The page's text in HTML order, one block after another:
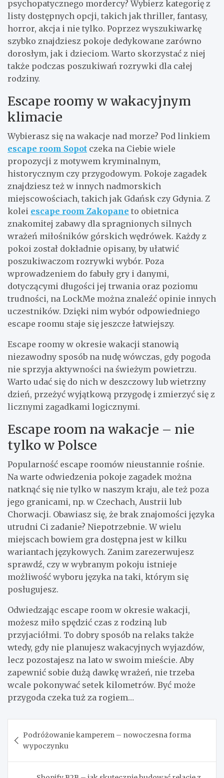
psychopatycznego mordercy? Wybierz kategorię z
listy dostępnych opcji, takich jak thriller, fantasy,
horror, akcja i nie tylko. Poprzez wyszukiwarkę
szybko znajdziesz pokoje dedykowane zarówno
dorosłym, jak i dzieciom. Warto skorzystać z niej
także podczas poszukiwań rozrywki dla całej
rodziny.
Escape roomy w wakacyjnym
klimacie
Wybierasz się na wakacje nad morze? Pod linkiem
escape room Sopot czeka na Ciebie wiele
propozycji z motywem kryminalnym,
historycznym czy przygodowym. Pokoje zagadek
znajdziesz też w innych nadmorskich
miejscowościach, takich jak Gdańsk czy Gdynia. Z
kolei escape room Zakopane to obietnica
znakomitej zabawy dla spragnionych silnych
wrażeń miłośników górskich wędrówek. Każdy z
pokoi został dokładnie opisany, by ułatwić
poszukiwaczom rozrywki wybór. Poza
wprowadzeniem do fabuły gry i danymi,
dotyczącymi długości jej trwania oraz poziomu
trudności, na LockMe można znaleźć opinie innych
uczestników. Dzięki nim wybór odpowiedniego
escape roomu staje się jeszcze łatwiejszy.
Escape roomy w okresie wakacji stanowią
niezawodny sposób na nudę wówczas, gdy pogoda
nie sprzyja aktywności na świeżym powietrzu.
Warto udać się do nich w deszczowy lub wietrzny
dzień, przeżyć wyjątkową przygodę i zmierzyć się z
licznymi zagadkami logicznymi.
Escape room na wakacje – nie
tylko w Polsce
Popularność escape roomów nieustannie rośnie.
Na warte odwiedzenia pokoje zagadek można
natknąć się nie tylko w naszym kraju, ale też poza
jego granicami, np. w Czechach, Austrii lub
Chorwacji. Obawiasz się, że brak znajomości języka
utrudni Ci zadanie? Niepotrzebnie. W wielu
miejscach bowiem gra dostępna jest w kilku
wariantach językowych. Zanim zarezerwujesz
sprawdź, czy w wybranym pokoju istnieje
możliwość wyboru języka na taki, którym się
posługujesz.
Odwiedzając escape room w okresie wakacji,
możesz miło spędzić czas z rodziną lub
przyjaciółmi. To dobry sposób na relaks także
wtedy, gdy nie planujesz wakacyjnych wyjazdów,
lecz pozostajesz na lato w swoim mieście. Aby
zapewnić sobie dużą dawkę wrażeń, nie trzeba
wcale pokonywać setek kilometrów. Być może
przygoda czeka tuż za rogiem…
wpisu
Podróżowanie kamperem – nowoczesna forma
wypoczynku